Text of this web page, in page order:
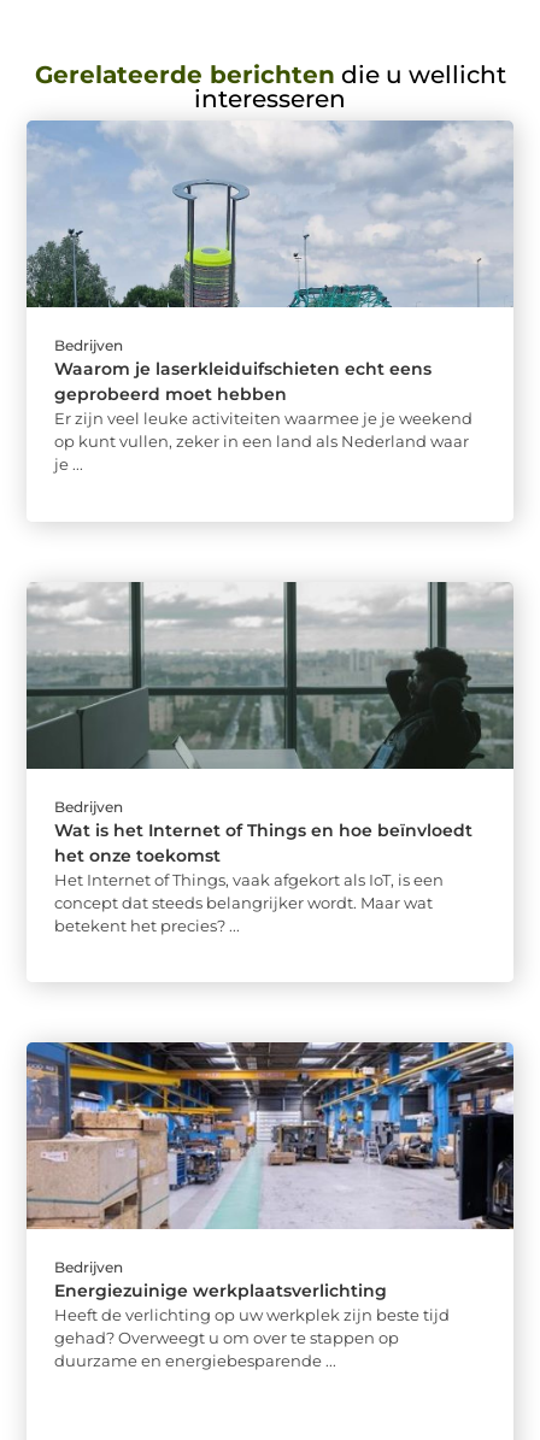
Gerelateerde berichten die u wellicht
interesseren
Bedrijven
Waarom je laserkleiduifschieten echt eens
geprobeerd moet hebben
Er zijn veel leuke activiteiten waarmee je je weekend
op kunt vullen, zeker in een land als Nederland waar
je ...
Bedrijven
Wat is het Internet of Things en hoe beïnvloedt
het onze toekomst
Het Internet of Things, vaak afgekort als IoT, is een
concept dat steeds belangrijker wordt. Maar wat
betekent het precies? ...
Bedrijven
Energiezuinige werkplaatsverlichting
Heeft de verlichting op uw werkplek zijn beste tijd
gehad? Overweegt u om over te stappen op
duurzame en energiebesparende ...